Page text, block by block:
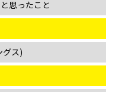
思ったこと
グス)